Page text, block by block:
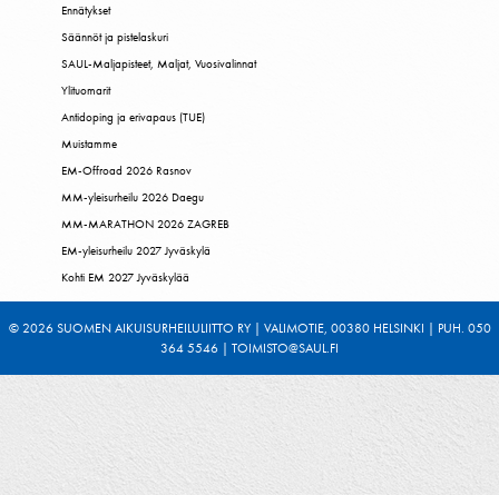
Ennätykset
Säännöt ja pistelaskuri
SAUL-Maljapisteet, Maljat, Vuosivalinnat
Ylituomarit
Antidoping ja erivapaus (TUE)
Muistamme
EM-Offroad 2026 Rasnov
MM-yleisurheilu 2026 Daegu
MM-MARATHON 2026 ZAGREB
EM-yleisurheilu 2027 Jyväskylä
Kohti EM 2027 Jyväskylää
© 2026 SUOMEN AIKUISURHEILULIITTO RY | VALIMOTIE, 00380 HELSINKI | PUH. 050
364 5546 | TOIMISTO@SAUL.FI